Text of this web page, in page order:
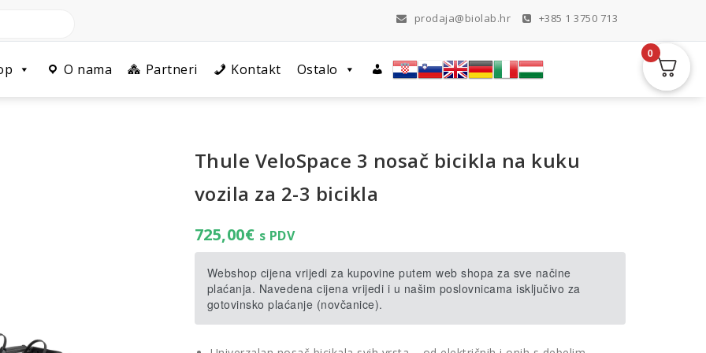
prodaja@biolab.hr +385 1 3750 713
O nama Partneri Kontakt Ostalo
Thule VeloSpace 3 nosač bicikla na kuku
vozila za 2-3 bicikla
725,00€ s PDV
Webshop cijena vrijedi za kupovine putem web shopa za sve načine
plaćanja. Navedena cijena vrijedi i u našim poslovnicama isključivo za
gotovinsko plaćanje (novčanice).
0